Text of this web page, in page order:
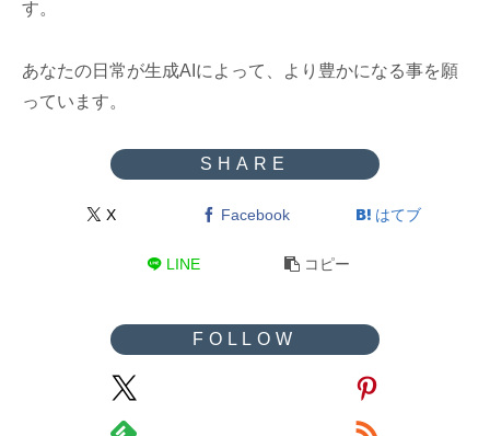
す。
あなたの日常が生成AIによって、より豊かになる事を願
っています。
X Facebook はてブ
LINE コピー